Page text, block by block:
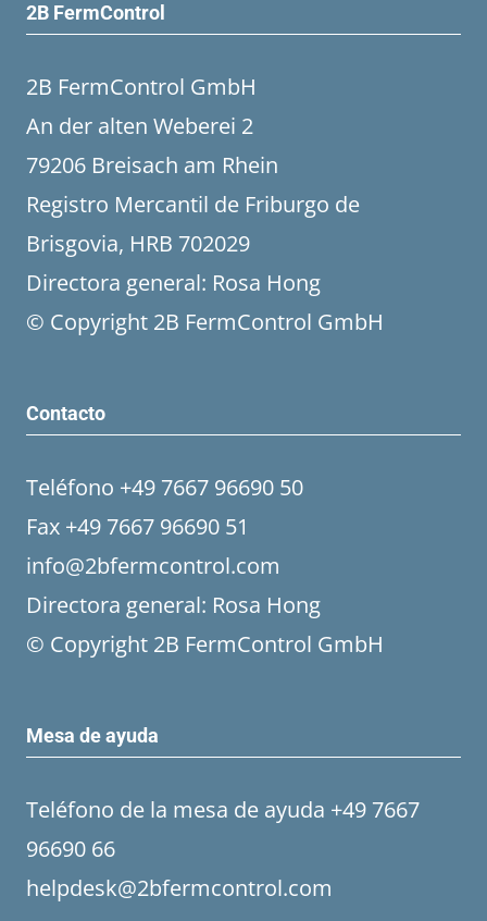
2B FermControl
2B FermControl GmbH
An der alten Weberei 2
79206 Breisach am Rhein
Registro Mercantil de Friburgo de
Brisgovia, HRB 702029
Directora general: Rosa Hong
© Copyright 2B FermControl GmbH
Contacto
Teléfono +49 7667 96690 50
Fax +49 7667 96690 51
info@2bfermcontrol.com
Directora general: Rosa Hong
© Copyright 2B FermControl GmbH
Mesa de ayuda
Teléfono de la mesa de ayuda +49 7667
96690 66
helpdesk@2bfermcontrol.com